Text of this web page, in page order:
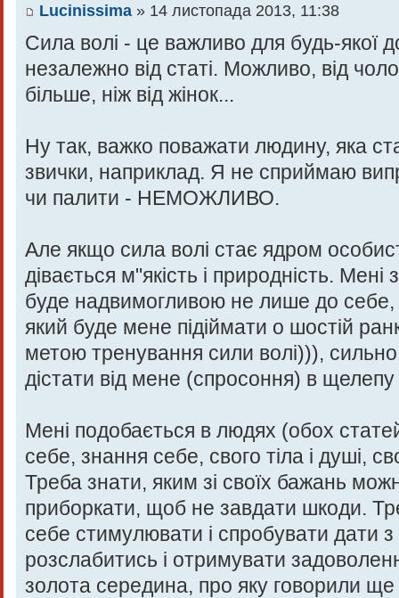
Lucinissima » 14 листопада 2013, 11:38
Сила волі - це важливо для будь-якої
незалежно від статі. Можливо, від
більше, ніж від жінок...
Ну так, важко поважати людину, яка
звички, наприклад. Я не сприймаю
чи палити - НЕМОЖЛИВО.
Але якщо сила волі стає ядром
дівається м"якість і природність. Мені
буде надвимогливою не лише до себе,
який буде мене підіймати о шостій
метою тренування сили волі))),
дістати від мене (спросоння) в
Мені подобається в людях (обох
себе, знання себе, свого тіла і душі,
Треба знати, яким зі своїх бажань
приборкати, щоб не завдати шкоди.
себе стимулювати і спробувати дати
розслабитись і отримувати
золота середина, про яку говорили